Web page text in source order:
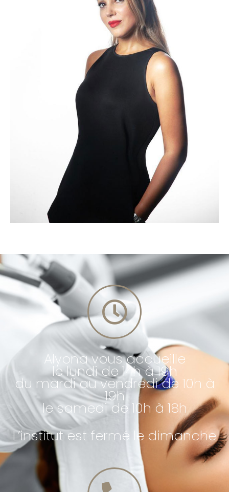
Alyona vous accueille
le lundi de 14h à 19h
du mardi au vendredi de 10h à
19h
le samedi de 10h à 18h
L’institut est fermé le dimanche